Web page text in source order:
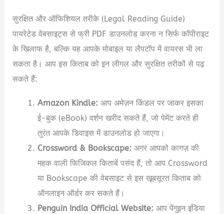
सुरक्षित और ऑफिशियल तरीके (Legal Reading Guide)
पायरेटेड वेबसाइट्स से फ्री PDF डाउनलोड करना न सिर्फ कॉपीराइट
के खिलाफ है, बल्कि यह आपके मोबाइल या लैपटॉप में वायरस भी ला
सकता है। आप इस किताब को इन लीगल और सुरक्षित तरीकों से पढ़
सकते हैं:
Amazon Kindle: आप अमेज़न किंडल पर जाकर इसका
ई-बुक (eBook) वर्शन खरीद सकते हैं, जो पेमेंट करते ही
तुरंत आपके डिवाइस में डाउनलोड हो जाएगा।
Crossword & Bookscape: अगर आपको कागज़ की
महक वाली फिजिकल किताबें पसंद हैं, तो आप Crossword
या Bookscape की वेबसाइट से इस खूबसूरत किताब को
ऑनलाइन ऑर्डर कर सकते हैं।
Penguin India Official Website: आप पेंगुइन इंडिया